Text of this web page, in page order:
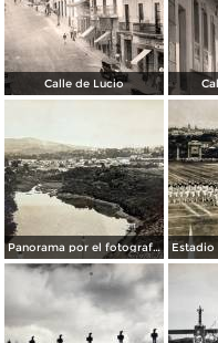
Calle de Lucio
Panorama por el fotografo R M Mateos. ( Circulada el 27 de Septiembre de 1936 ).